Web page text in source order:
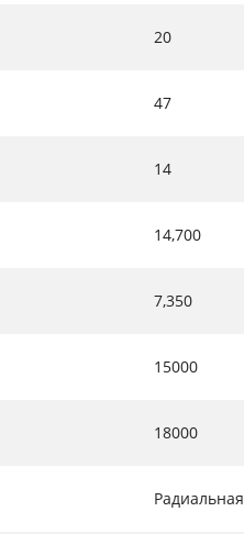
20
47
14
14,700
7,350
15000
18000
Радиальная